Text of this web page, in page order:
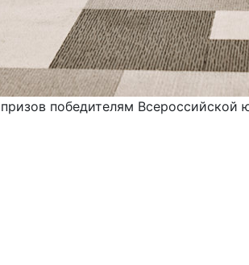
победителям